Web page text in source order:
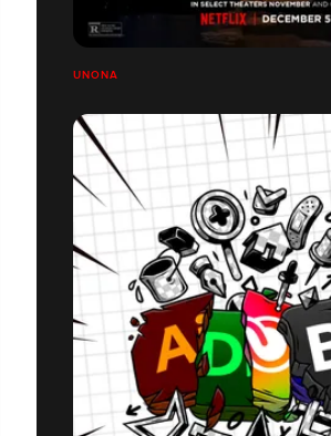
UNONA